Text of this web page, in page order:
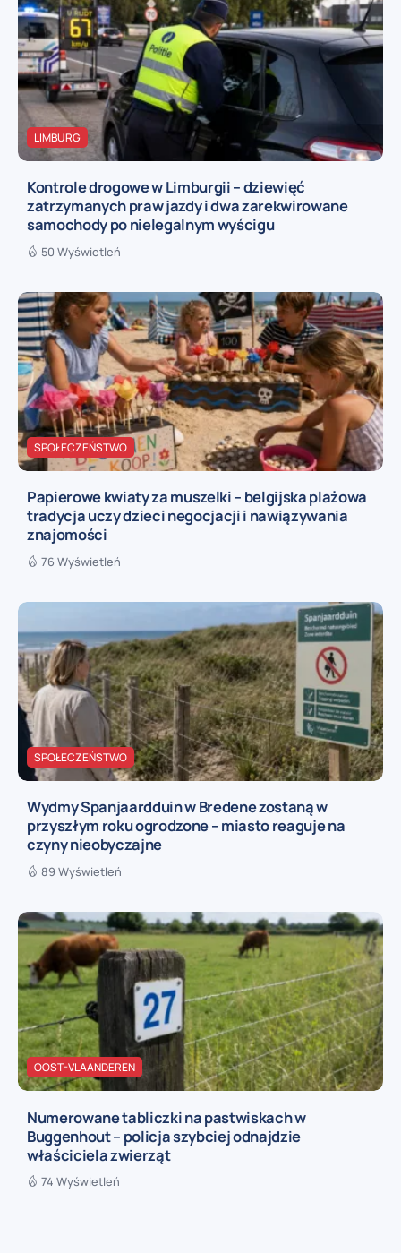
LIMBURG
Kontrole drogowe w Limburgii – dziewięć
zatrzymanych praw jazdy i dwa zarekwirowane
samochody po nielegalnym wyścigu
50 Wyświetleń
SPOŁECZEŃSTWO
Papierowe kwiaty za muszelki – belgijska plażowa
tradycja uczy dzieci negocjacji i nawiązywania
znajomości
76 Wyświetleń
SPOŁECZEŃSTWO
Wydmy Spanjaardduin w Bredene zostaną w
przyszłym roku ogrodzone – miasto reaguje na
czyny nieobyczajne
89 Wyświetleń
OOST-VLAANDEREN
Numerowane tabliczki na pastwiskach w
Buggenhout – policja szybciej odnajdzie
właściciela zwierząt
74 Wyświetleń